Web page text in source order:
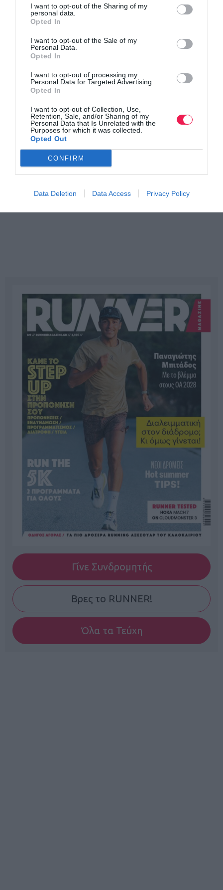
I want to opt-out of the Sharing of my
personal data.
Opted In
I want to opt-out of the Sale of my
Personal Data.
Opted In
I want to opt-out of processing my
Personal Data for Targeted Advertising.
Opted In
I want to opt-out of Collection, Use,
Retention, Sale, and/or Sharing of my
Personal Data that Is Unrelated with the
Purposes for which it was collected.
Opted Out
CONFIRM
Data Deletion Data Access Privacy Policy
Γίνε Συνδρομητής
Βρες το RUNNER!
Όλα τα Τεύχη